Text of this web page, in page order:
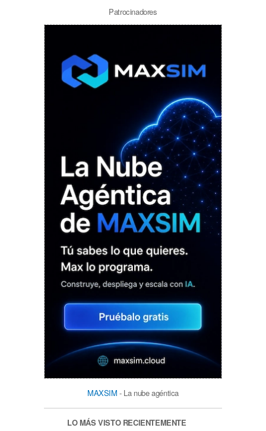
Patrocinadores
MAXSIM - La nube agéntica
LO MÁS VISTO RECIENTEMENTE